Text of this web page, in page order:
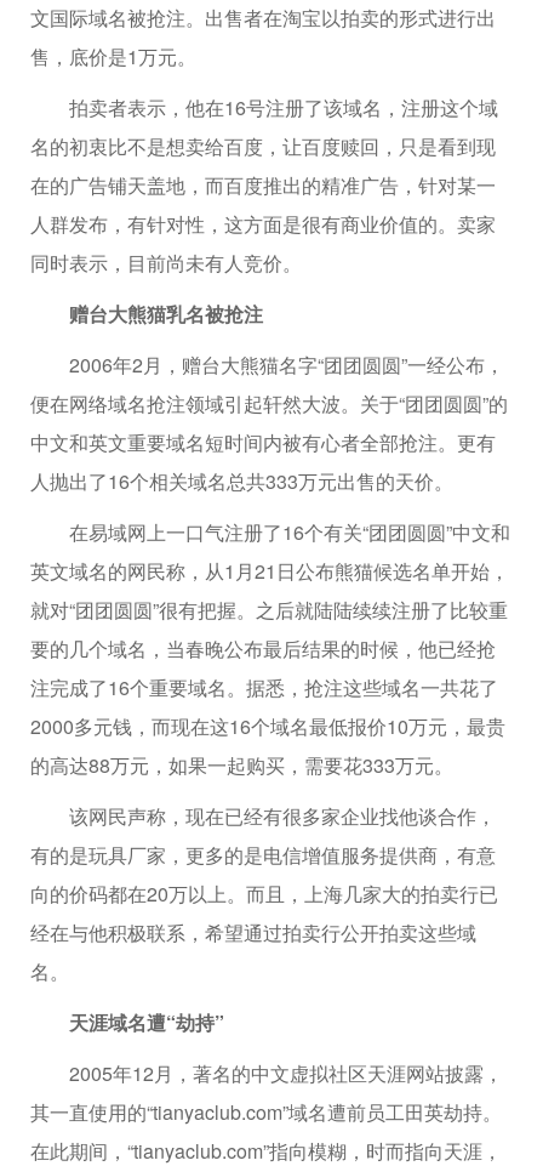
文国际域名被抢注。出售者在淘宝以拍卖的形式进行出
售，底价是1万元。
拍卖者表示，他在16号注册了该域名，注册这个域
名的初衷比不是想卖给百度，让百度赎回，只是看到现
在的广告铺天盖地，而百度推出的精准广告，针对某一
人群发布，有针对性，这方面是很有商业价值的。卖家
同时表示，目前尚未有人竞价。
赠台大熊猫乳名被抢注
2006年2月，赠台大熊猫名字“团团圆圆”一经公布，
便在网络域名抢注领域引起轩然大波。关于“团团圆圆”的
中文和英文重要域名短时间内被有心者全部抢注。更有
人抛出了16个相关域名总共333万元出售的天价。
在易域网上一口气注册了16个有关“团团圆圆”中文和
英文域名的网民称，从1月21日公布熊猫候选名单开始，
就对“团团圆圆”很有把握。之后就陆陆续续注册了比较重
要的几个域名，当春晚公布最后结果的时候，他已经抢
注完成了16个重要域名。据悉，抢注这些域名一共花了
2000多元钱，而现在这16个域名最低报价10万元，最贵
的高达88万元，如果一起购买，需要花333万元。
该网民声称，现在已经有很多家企业找他谈合作，
有的是玩具厂家，更多的是电信增值服务提供商，有意
向的价码都在20万以上。而且，上海几家大的拍卖行已
经在与他积极联系，希望通过拍卖行公开拍卖这些域
名。
天涯域名遭“劫持”
2005年12月，著名的中文虚拟社区天涯网站披露，
其一直使用的“tianyaclub.com”域名遭前员工田英劫持。
在此期间，“tianyaclub.com”指向模糊，时而指向天涯，